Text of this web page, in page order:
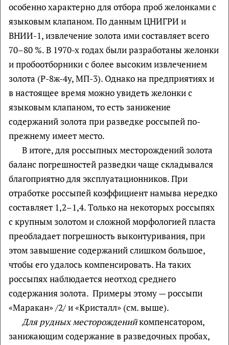
особенно характерно для отбора проб желонками с
языковым клапаном. По данным ЦНИГРИ и
ВНИИ-1, извлечение золота ими составляет всего
70–80 %. В 1970-х годах были разработаны желонки
и пробоотборники с более высоким извлечением
золота (Р-8ж-4у, МП-3). Однако на предприятиях и
в настоящее время можно увидеть желонки с
языковым клапаном, то есть занижение
содержаний золота при разведке россыпей по-
прежнему имеет место.
В итоге, для россыпных месторождений золота
баланс погрешностей разведки чаще складывался
благоприятно для эксплуатационников. При
отработке россыпей коэффициент намыва нередко
составляет 1,2–1,4. Только на некоторых россыпях
с крупным золотом и сложной морфологией пласта
преобладает погрешность выконтуривания, при
этом завышение содержаний слишком большое,
чтобы его удалось компенсировать. На таких
россыпях наблюдается неотход среднего
содержания золота. Примеры этому — россыпи
«Маракан» /2/ и «Кристалл» (см. выше).
Для рудных месторожденийкомпенсатором,
занижающим содержание в разведочных пробах,